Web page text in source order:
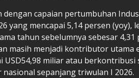
dengan capaian pertumbuhan
yang mencapai 5,14 persen (yoy),
tahun sebelumnya sebesar 4,31
masih menjadi kontributor utama
USD54,98 miliar atau berkontribusi
sepanjang triwulan I 2026.